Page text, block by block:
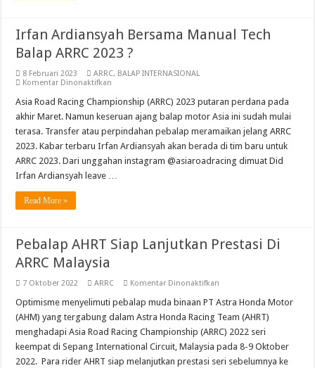
Irfan Ardiansyah Bersama Manual Tech
Balap ARRC 2023 ?
8 Februari 2023 ARRC, BALAP INTERNASIONAL
Komentar Dinonaktifkan
Ardiansyah
Bersama
Manual
Tech
Balap
ARRC
2023
?
Asia Road Racing Championship (ARRC) 2023 putaran perdana pada
akhir Maret. Namun keseruan ajang balap motor Asia ini sudah mulai
terasa. Transfer atau perpindahan pebalap meramaikan jelang ARRC
2023. Kabar terbaru Irfan Ardiansyah akan berada di tim baru untuk
ARRC 2023. Dari unggahan instagram @asiaroadracing dimuat Did
Irfan Ardiansyah leave …
Read More »
Pebalap AHRT Siap Lanjutkan Prestasi Di
ARRC Malaysia
7 Oktober 2022 ARRC Komentar Dinonaktifkan
AHRT
Lanjutkan
Prestasi
Di
ARRC
Malaysia
Optimisme menyelimuti pebalap muda binaan PT Astra Honda Motor
(AHM) yang tergabung dalam Astra Honda Racing Team (AHRT)
menghadapi Asia Road Racing Championship (ARRC) 2022 seri
keempat di Sepang International Circuit, Malaysia pada 8-9 Oktober
2022. Para rider AHRT siap melanjutkan prestasi seri sebelumnya ke